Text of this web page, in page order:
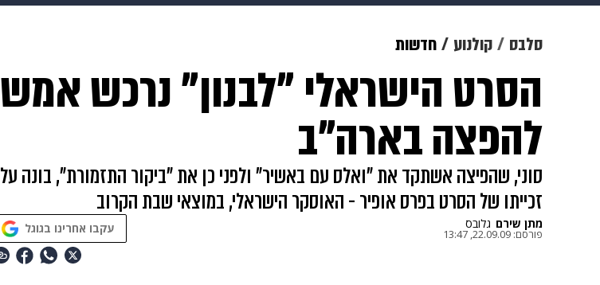
תרבות
ויוה משפט תשעה חודשים מתכונים פרויקטים מיוחדים
סלבס קולנוע חדשות
הסרט הישראלי "לבנון" נרכש אמש
להפצה בארה"ב
סוני, שהפיצה אשתקד את "ואלס עם באשיר" ולפני כן את "ביקור התזמורת", בונה על
זכייתו של הסרט בפרס אופיר - האוסקר הישראלי, במוצאי שבת הקרוב
מתן שירם גלובס
פורסם: 22.09.09, 13:47 עקבו אחרינו בגוגל